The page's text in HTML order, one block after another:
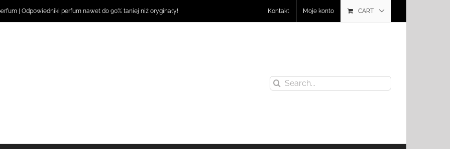
Odpowiedniki perfum nawet do 90% taniej niż oryginały! Kontakt Moje konto CART
Search
for: